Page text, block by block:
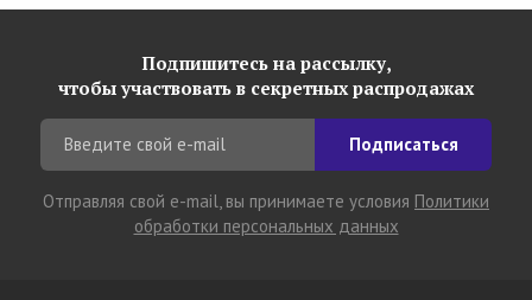
Подпишитесь на рассылку,
чтобы участвовать в секретных распродажах
Подписаться
Отправляя свой e-mail, вы принимаете условия Политики
обработки персональных данных